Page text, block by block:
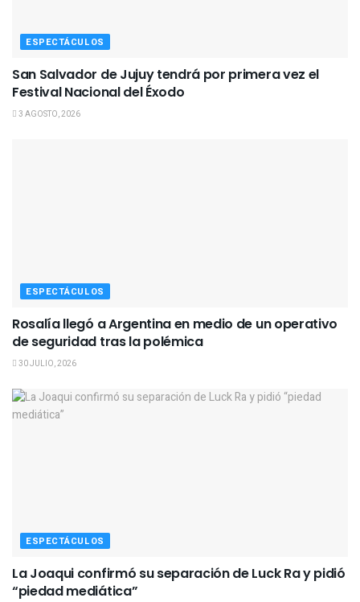
ESPECTÁCULOS
San Salvador de Jujuy tendrá por primera vez el
Festival Nacional del Éxodo
3 AGOSTO, 2026
ESPECTÁCULOS
Rosalía llegó a Argentina en medio de un operativo
de seguridad tras la polémica
30 JULIO, 2026
ESPECTÁCULOS
La Joaqui confirmó su separación de Luck Ra y pidió
“piedad mediática”